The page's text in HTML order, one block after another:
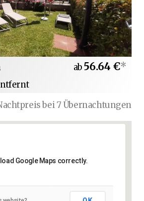
ab 56.64 €*
bei 7 Übernachtungen
Google Maps correctly.